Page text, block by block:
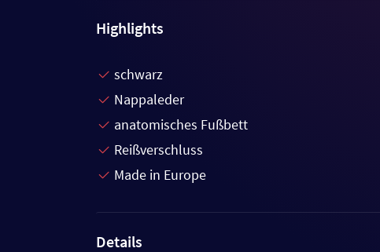
Highlights
schwarz
Nappaleder
anatomisches Fußbett
Reißverschluss
Made in Europe
Details